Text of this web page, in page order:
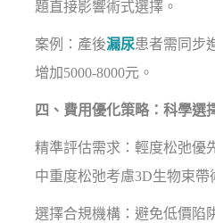
題直接影響術式選擇。
案例：產後漏尿患者需同步
增加5000-8000元。
四、費用優化策略：科學選
精準評估需求：輕度松弛優
中重度松弛考慮3D生物束帶
選擇合規機構：避免低價陷